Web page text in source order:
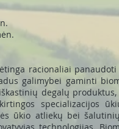
racionaliai
galimybei gaminti
degalų
specializacijos
ūkio atliekų bei